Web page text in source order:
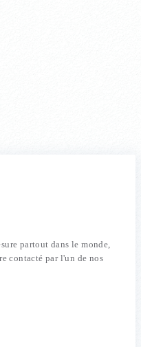
partout dans le monde,
contacté par l'un de nos